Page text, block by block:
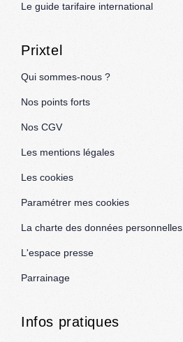
Le guide tarifaire international
Prixtel
Qui sommes-nous ?
Nos points forts
Nos CGV
Les mentions légales
Les cookies
Paramétrer mes cookies
La charte des données personnelles
L'espace presse
Parrainage
Infos pratiques